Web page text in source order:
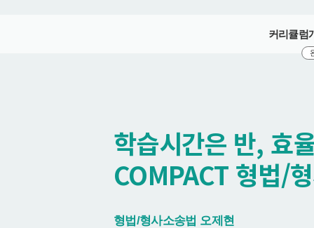
커리큘럼
학습시간은 반, 효
COMPACT 형법/
형법/형사소송법 오제현